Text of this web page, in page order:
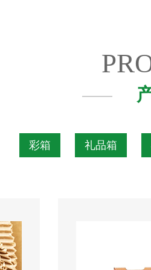
彩箱 礼品箱